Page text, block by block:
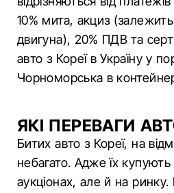
10% мита, акциз
двигуна), 20% ПДВ та
авто з Кореї в Україну у
Чорноморська в
ЯКІ ПЕРЕВАГИ
Битих авто з Кореї, на
небагато. Адже їх
аукціонах, але й на ринку.